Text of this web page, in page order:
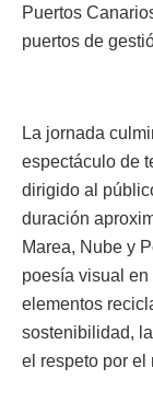
Puertos
puertos de
La jornada
espectáculo de
dirigido al
duración
Marea, Nube y
poesía visual
elementos
sostenibilidad,
el respeto por el